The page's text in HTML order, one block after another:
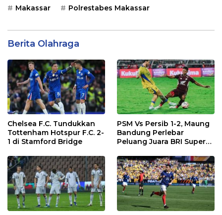
Makassar Polrestabes Makassar
Berita Olahraga
Chelsea F.C. Tundukkan
Tottenham Hotspur F.C. 2-
1 di Stamford Bridge
PSM Vs Persib 1-2, Maung
Bandung Perlebar
Peluang Juara BRI Super